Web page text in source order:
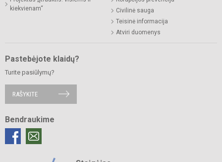
kiekvienam“
Civilinė sauga
Teisinė informacija
Atviri duomenys
Pastebėjote klaidų?
Turite pasiūlymų?
RAŠYKITE
Bendraukime